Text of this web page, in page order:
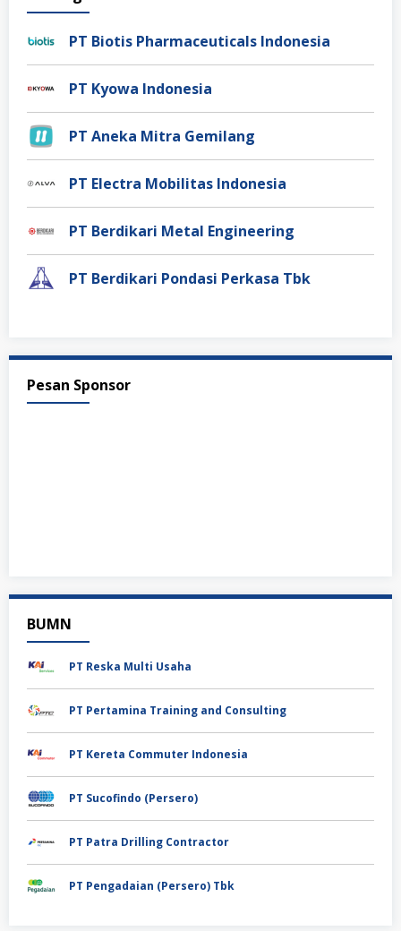
PT Biotis Pharmaceuticals Indonesia
PT Kyowa Indonesia
PT Aneka Mitra Gemilang
PT Electra Mobilitas Indonesia
PT Berdikari Metal Engineering
PT Berdikari Pondasi Perkasa Tbk
Pesan Sponsor
BUMN
PT Reska Multi Usaha
PT Pertamina Training and Consulting
PT Kereta Commuter Indonesia
PT Sucofindo (Persero)
PT Patra Drilling Contractor
PT Pengadaian (Persero) Tbk